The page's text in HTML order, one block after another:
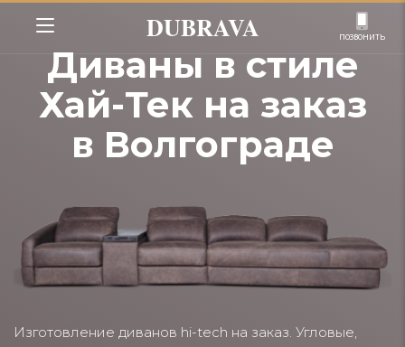
DUBRAVA позвонить
Диваны в стиле
Хай-Тек на заказ
в Волгограде
Изготовление диванов hi-tech на заказ. Угловые,